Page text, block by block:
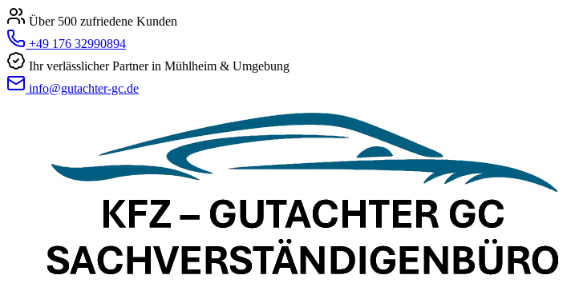
Über 500 zufriedene Kunden
+49 176 32990894
Ihr verlässlicher Partner in Mühlheim & Umgebung
info@gutachter-gc.de